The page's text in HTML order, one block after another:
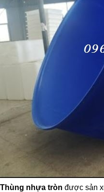
Thùng nhựa tròn được sản